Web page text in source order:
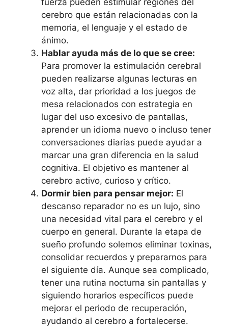
fuerza pueden estimular regiones del
cerebro que están relacionadas con la
memoria, el lenguaje y el estado de
ánimo.
Hablar ayuda más de lo que se cree:
Para promover la estimulación cerebral
pueden realizarse algunas lecturas en
voz alta, dar prioridad a los juegos de
mesa relacionados con estrategia en
lugar del uso excesivo de pantallas,
aprender un idioma nuevo o incluso tener
conversaciones diarias puede ayudar a
marcar una gran diferencia en la salud
cognitiva. El objetivo es mantener al
cerebro activo, curioso y crítico.
Dormir bien para pensar mejor: El
descanso reparador no es un lujo, sino
una necesidad vital para el cerebro y el
cuerpo en general. Durante la etapa de
sueño profundo solemos eliminar toxinas,
consolidar recuerdos y prepararnos para
el siguiente día. Aunque sea complicado,
tener una rutina nocturna sin pantallas y
siguiendo horarios específicos puede
mejorar el periodo de recuperación,
ayudando al cerebro a fortalecerse.